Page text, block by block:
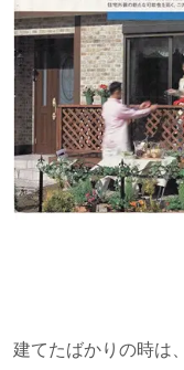
建てたばかりの時は